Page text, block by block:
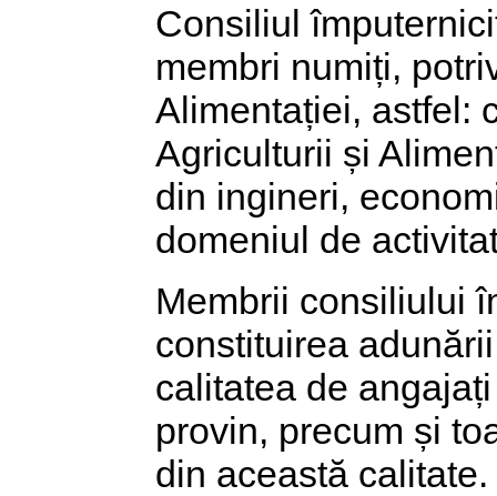
Consiliul
membri numiți,
Alimentației, astfel:
Agriculturii și
din ingineri,
domeniul de
Membrii consiliului
constituirea
calitatea de
provin, precum și
din această calitate.